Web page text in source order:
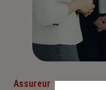
Assureur